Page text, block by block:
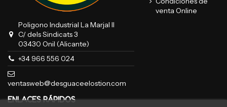
Poligono Industrial La Marjal II
C/ dels Sindicats 3
03430 Onil (Alicante)
+34 966 556 024
ventasweb@desguaceelostion.com
venta Online
ENLACES RÁPIDOS